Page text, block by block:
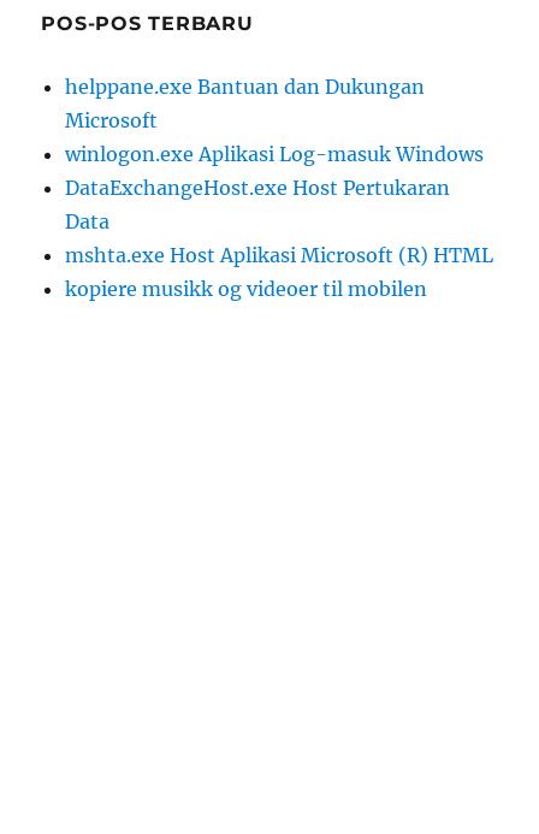
POS-POS TERBARU
helppane.exe Bantuan dan Dukungan
Microsoft
winlogon.exe Aplikasi Log-masuk Windows
DataExchangeHost.exe Host Pertukaran
Data
mshta.exe Host Aplikasi Microsoft (R) HTML
kopiere musikk og videoer til mobilen